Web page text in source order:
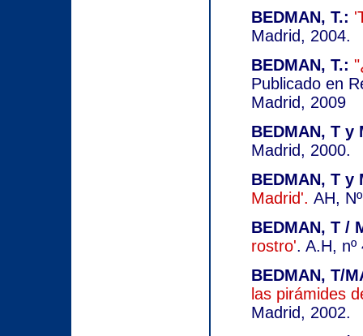
BEDMAN, T.:
Madrid, 2004.
BEDMAN, T.:
Publicado en
Madrid, 2009
BEDMAN, T y
Madrid, 2000.
BEDMAN, T y
Madrid'. AH,
BEDMAN, T /
rostro'. A.H,
BEDMAN, T/
las pirámides
Madrid, 2002.